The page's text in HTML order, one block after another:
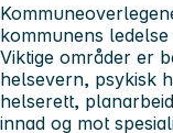
kommunens
Viktige områder er
helsevern, psykisk
helserett,
innad og mot